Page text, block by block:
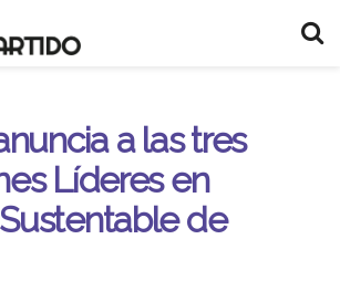
a las tres
Líderes en
de